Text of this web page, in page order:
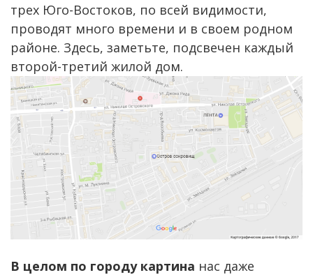
трех Юго-Востоков, по всей видимости,
проводят много времени и в своем родном
районе. Здесь, заметьте, подсвечен каждый
второй-третий жилой дом.
В целом по городу картина нас даже